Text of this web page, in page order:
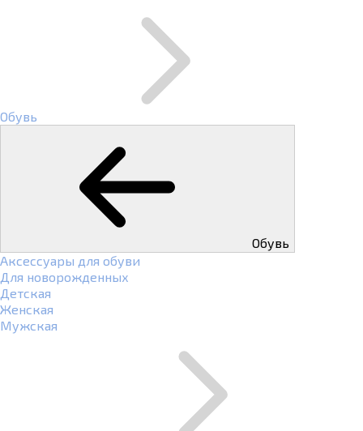
Обувь
Обувь
Аксессуары для обуви
Для новорожденных
Детская
Женская
Мужская